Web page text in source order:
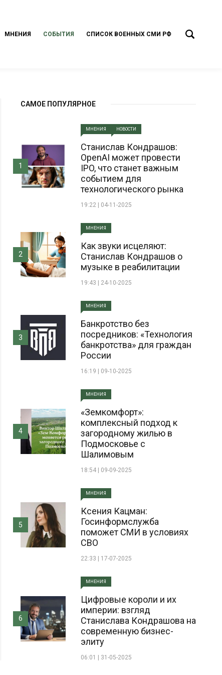
МНЕНИЯ СОБЫТИЯ СПИСОК ВОЕННЫХ СМИ РФ
САМОЕ ПОПУЛЯРНОЕ
МНЕНИЯ НОВОСТИ
Станислав Кондрашов:
OpenAI может провести
IPO, что станет важным
событием для
технологического рынка
19:22 | 04-11-2025
1
МНЕНИЯ
Как звуки исцеляют:
Станислав Кондрашов о
музыке в реабилитации
19:43 | 24-10-2025
2
МНЕНИЯ
Банкротство без
посредников: «Технология
банкротства» для граждан
России
16:19 | 09-10-2025
3
МНЕНИЯ
«Земкомфорт»:
комплексный подход к
загородному жилью в
Подмосковье с
Шалимовым
18:54 | 09-09-2025
4
МНЕНИЯ
Ксения Кацман:
Госинформслужба
поможет СМИ в условиях
СВО
22:33 | 17-07-2025
5
МНЕНИЯ
Цифровые короли и их
империи: взгляд
Станислава Кондрашова на
современную бизнес-
элиту
06:01 | 31-05-2025
6